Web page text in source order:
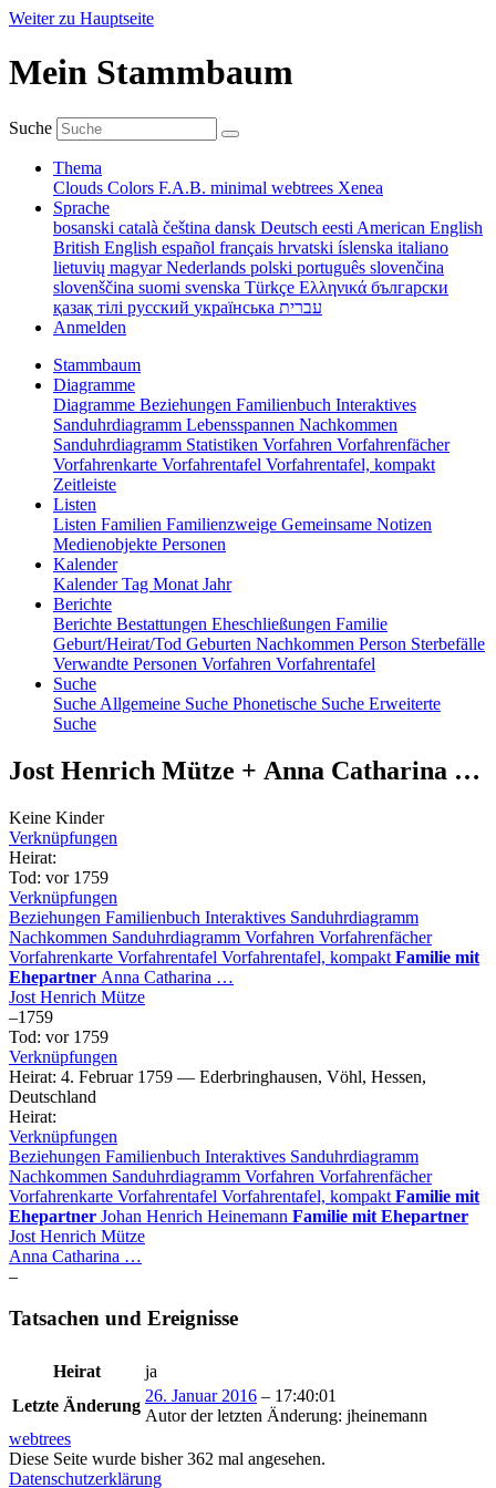
Weiter zu Hauptseite
Mein Stammbaum
Suche
Thema
Clouds Colors F.A.B. minimal webtrees Xenea
Sprache
bosanski català čeština dansk Deutsch eesti American English
British English español français hrvatski íslenska italiano
lietuvių magyarNederlands polski português slovenčina
slovenščina suomi svenska Türkçe Ελληνικά български
қазақ тілі русский українська עברית
Anmelden
Stammbaum
Diagramme
Diagramme Beziehungen Familienbuch Interaktives
Sanduhrdiagramm Lebensspannen Nachkommen
Sanduhrdiagramm Statistiken Vorfahren Vorfahrenfächer
Vorfahrenkarte Vorfahrentafel Vorfahrentafel, kompakt
Zeitleiste
Listen
Listen Familien Familienzweige Gemeinsame Notizen
Medienobjekte Personen
Kalender
KalenderTag Monat Jahr
Berichte
Berichte Bestattungen Eheschließungen Familie
Geburt/Heirat/Tod Geburten Nachkommen Person Sterbefälle
Verwandte Personen Vorfahren Vorfahrentafel
Suche
Suche Allgemeine Suche Phonetische Suche Erweiterte
Suche
Jost Henrich Mütze + Anna Catharina …
Keine Kinder
Verknüpfungen
Heirat:
Tod: vor 1759
Verknüpfungen
Beziehungen Familienbuch Interaktives Sanduhrdiagramm
Nachkommen Sanduhrdiagramm Vorfahren Vorfahrenfächer
Vorfahrenkarte Vorfahrentafel Vorfahrentafel, kompakt Familie mit
Ehepartner Anna Catharina …
Jost Henrich Mütze
–1759
Tod: vor 1759
Verknüpfungen
Heirat: 4. Februar 1759 — Ederbringhausen, Vöhl, Hessen,
Deutschland
Heirat:
Verknüpfungen
Beziehungen Familienbuch Interaktives Sanduhrdiagramm
Nachkommen Sanduhrdiagramm Vorfahren Vorfahrenfächer
Vorfahrenkarte Vorfahrentafel Vorfahrentafel, kompakt Familie mit
Ehepartner Johan Henrich Heinemann Familie mit Ehepartner
Jost Henrich Mütze
Anna Catharina …
–
Tatsachen und Ereignisse
Heirat
ja
Letzte Änderung
26. Januar 2016 – 17:40:01
Autor der letzten Änderung: jheinemann
webtrees
Diese Seite wurde bisher362 mal angesehen.
Datenschutzerklärung